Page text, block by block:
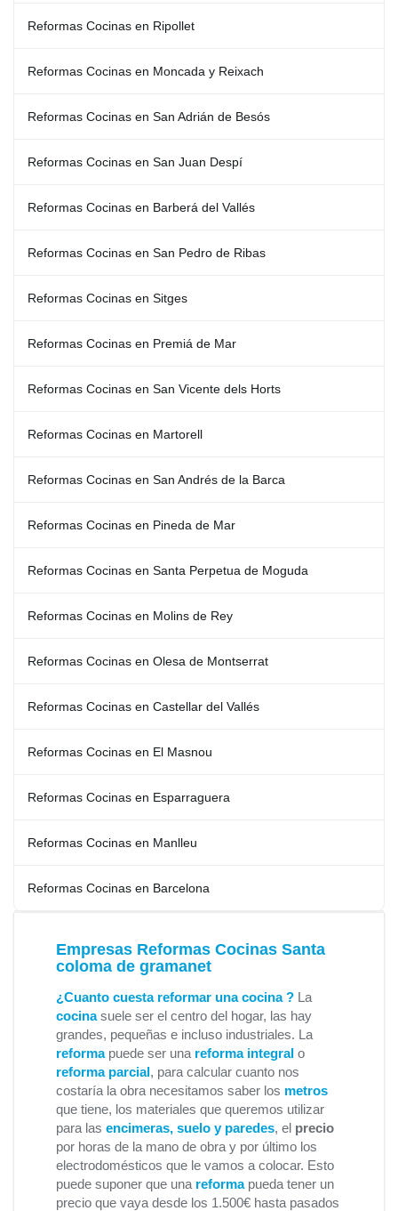
Reformas Cocinas en Ripollet
Reformas Cocinas en Moncada y Reixach
Reformas Cocinas en San Adrián de Besós
Reformas Cocinas en San Juan Despí
Reformas Cocinas en Barberá del Vallés
Reformas Cocinas en San Pedro de Ribas
Reformas Cocinas en Sitges
Reformas Cocinas en Premiá de Mar
Reformas Cocinas en San Vicente dels Horts
Reformas Cocinas en Martorell
Reformas Cocinas en San Andrés de la Barca
Reformas Cocinas en Pineda de Mar
Reformas Cocinas en Santa Perpetua de Moguda
Reformas Cocinas en Molins de Rey
Reformas Cocinas en Olesa de Montserrat
Reformas Cocinas en Castellar del Vallés
Reformas Cocinas en El Masnou
Reformas Cocinas en Esparraguera
Reformas Cocinas en Manlleu
Reformas Cocinas en Barcelona
Empresas Reformas Cocinas Santa
coloma de gramanet
¿Cuanto cuesta reformar una cocina ? La
cocinasuele ser el centro del hogar, las hay
grandes, pequeñas e incluso industriales. La
reformapuede ser una reforma integral o
reforma parcial, para calcular cuanto nos
costaría la obra necesitamos saber los metros
que tiene, los materiales que queremos utilizar
para las encimeras, suelo y paredes, el precio
por horas de la mano de obra y por último los
electrodomésticos que le vamos a colocar. Esto
puede suponer que una reformapueda tener un
precio que vaya desde los 1.500€ hasta pasados